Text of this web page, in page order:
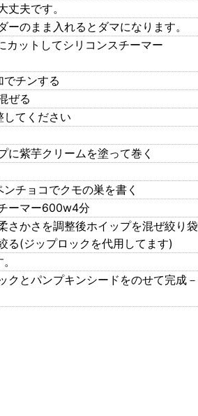
丈夫です。
ーのまま入れるとダマになります。
カットしてシリコンスチーマー
チンする
ぜる
てください
に紫芋クリームを塗って巻く
チョコでクモの巣を書く
ーマー600w4分
さかさを調整後ホイップを混ぜ絞り袋
る(ジップロックを代用してます)
クとパンプキンシードをのせて完成－